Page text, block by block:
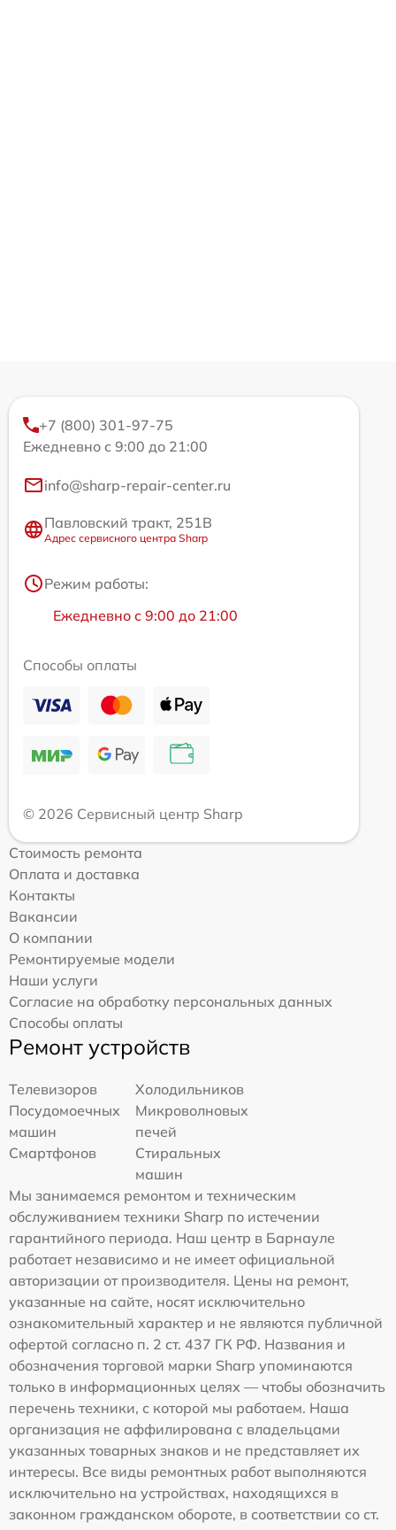
+7 (800) 301-97-75
Ежедневно с 9:00 до 21:00
info@sharp-repair-center.ru
Павловский тракт, 251В
Адрес сервисного центра Sharp
Режим работы:
Ежедневно с 9:00 до 21:00
Способы оплаты
© 2026 Сервисный центр Sharp
Стоимость ремонта
Оплата и доставка
Контакты
Вакансии
О компании
Ремонтируемые модели
Наши услуги
Согласие на обработку персональных данных
Способы оплаты
Ремонт устройств
Телевизоров
Холодильников
Посудомоечных
машин
Микроволновых
печей
Смартфонов
Стиральных
машин
Мы занимаемся ремонтом и техническим
обслуживанием техники Sharp по истечении
гарантийного периода. Наш центр в Барнауле
работает независимо и не имеет официальной
авторизации от производителя. Цены на ремонт,
указанные на сайте, носят исключительно
ознакомительный характер и не являются публичной
офертой согласно п. 2 ст. 437 ГК РФ. Названия и
обозначения торговой марки Sharp упоминаются
только в информационных целях — чтобы обозначить
перечень техники, с которой мы работаем. Наша
организация не аффилирована с владельцами
указанных товарных знаков и не представляет их
интересы. Все виды ремонтных работ выполняются
исключительно на устройствах, находящихся в
законном гражданском обороте, в соответствии со ст.